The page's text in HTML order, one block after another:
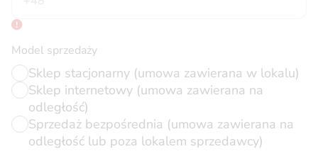
Model sprzedaży
Sklep stacjonarny (umowa zawierana w lokalu)
Sklep internetowy (umowa zawierana na
odległość)
Sprzedaż bezpośrednia (umowa zawierana na
odległość lub poza lokalem sprzedawcy)